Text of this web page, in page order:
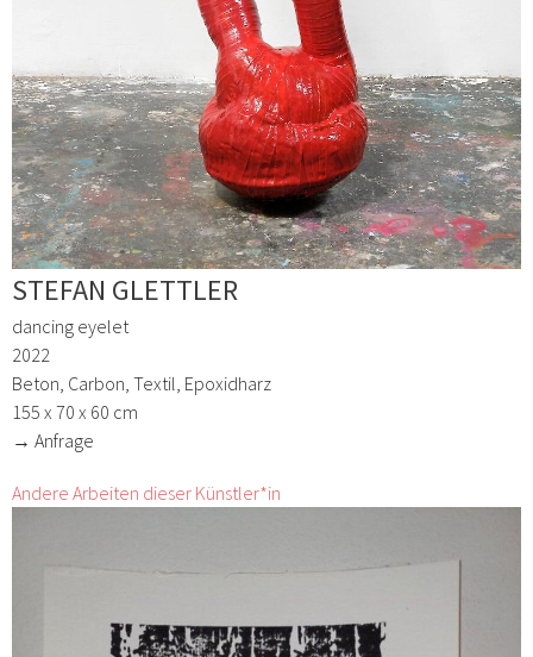
STEFAN GLETTLER
dancing eyelet
2022
Beton, Carbon, Textil, Epoxidharz
155 x 70 x 60 cm
→ Anfrage
Andere Arbeiten dieser Künstler*in